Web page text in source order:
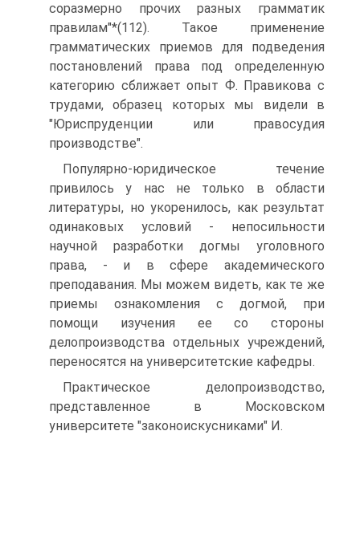
соразмерно прочих разных грамматик
правилам"*(112). Такое применение
грамматических приемов для подведения
постановлений права под определенную
категорию сближает опыт Ф. Правикова с
трудами, образец которых мы видели в
"Юриспруденции или правосудия
производстве".
Популярно-юридическое течение
привилось у нас не только в области
литературы, но укоренилось, как результат
одинаковых условий - непосильности
научной разработки догмы уголовного
права, - и в сфере академического
преподавания. Мы можем видеть, как те же
приемы ознакомления с догмой, при
помощи изучения ее со стороны
делопроизводства отдельных учреждений,
переносятся на университетские кафедры.
Практическое делопроизводство,
представленное в Московском
университете "законоискусниками" И.